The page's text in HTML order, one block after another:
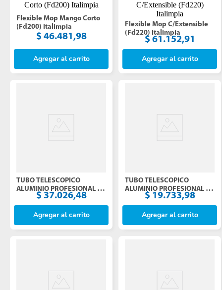
Flexible Mop Mango Corto
(Fd200) Italimpia
$ 46.481,98
Agregar al carrito
Flexible Mop C/Extensible
(Fd220) Italimpia
$ 61 .152,91
Agregar al carrito
TUBO TELESCOPICO
ALUMINIO PROFESIONAL 3
MTS ROYCO (P03300)
$ 37.026,48
Agregar al carrito
TUBO TELESCOPICO
ALUMINIO PROFESIONAL 2
MTS ROYCO (P02200)
$ 19.733,98
Agregar al carrito